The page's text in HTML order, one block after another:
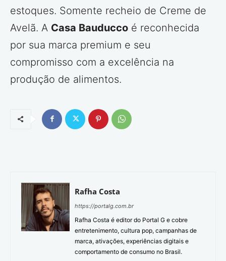
estoques. Somente recheio de Creme de
Avelã. A Casa Bauducco é reconhecida
por sua marca premium e seu
compromisso com a excelência na
produção de alimentos.
Rafha Costa
https://portalg.com.br
Rafha Costa é editor do Portal G e cobre
entretenimento, cultura pop, campanhas de
marca, ativações, experiências digitais e
comportamento de consumo no Brasil.